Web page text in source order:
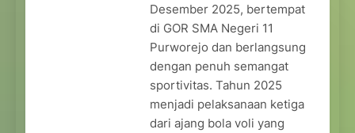
Desember 2025, bertempat
di GOR SMA Negeri 11
Purworejo dan berlangsung
dengan penuh semangat
sportivitas. Tahun 2025
menjadi pelaksanaan ketiga
dari ajang bola voli yang